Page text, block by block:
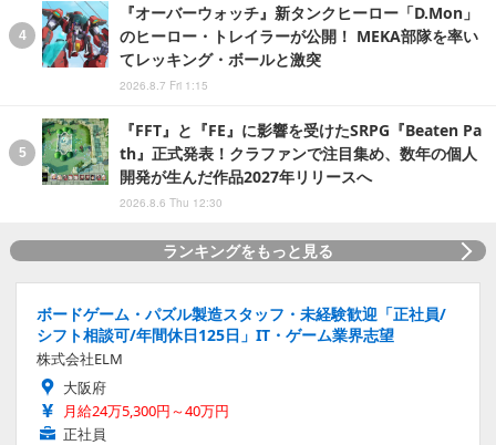
『オーバーウォッチ』新タンクヒーロー「D.Mon」
のヒーロー・トレイラーが公開！ MEKA部隊を率い
てレッキング・ボールと激突
2026.8.7 Fri 1:15
『FFT』と『FE』に影響を受けたSRPG『Beaten Pa
th』正式発表！クラファンで注目集め、数年の個人
開発が生んだ作品2027年リリースへ
2026.8.6 Thu 12:30
ランキングをもっと見る
ボードゲーム・パズル製造スタッフ・未経験歓迎「正社員/
シフト相談可/年間休日125日」IT・ゲーム業界志望
株式会社ELM
大阪府
月給24万5,300円～40万円
正社員